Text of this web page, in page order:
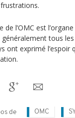
l’OMC est
tous
ont exprimé
de OMC